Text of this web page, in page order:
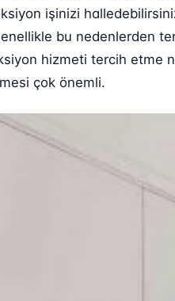
işinizi
bu nedenlerden
hizmeti tercih etme
çok önemli.